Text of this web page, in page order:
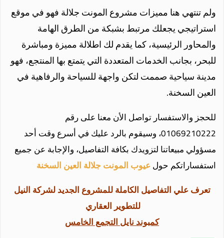
ولم تنتهي هنا مميزات مشروع المونت جلالة فهو في موقع
استراتيجي يجعلك مرتبط بشبكة من الطرق الهامة
والمحاور الرئيسية، كما يقدم لك اطلالة مميزة ومباشرة
للبحر، بجانب الخدمات المتعددة التي يتمتع بها المنتجع، فهو
مدينة سياحية صممت لتكن واجهة للسياحة والرفاهية في
العين السخنة.
للحجز والاستفسار تواصل الأن معنا على رقم
01069210222، وسيقوم بالرد عليك في أسرع وقت أحد
مسؤولي مبيعاتنا لتزويدك بكافة التفاصيل، والإجابة عن جميع
استفساراتكم حولعيوب المونت جلالة العينالسخنة
تعرف علي التفاصيل الكاملة للمشروع الجديد لشركة النيل
للتطوير العقاري
كمبوند نايل التجمع الخامس